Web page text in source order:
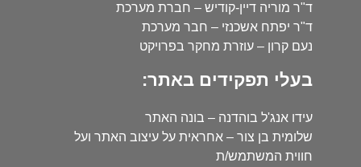
ד"ר מוריה דיין-קודיש – חברת מערכת
ד"ר יפתח אשכנזי – חבר מערכת
נעם קרון – עוזרת מחקר בפרויקט
בעלי תפקידים באתר:
עידו אנג'ל בוהדנה – בונה האתר
שלומית בן צור – אחראית על עיצוב האתר ועל
חווית המשתמש/ת